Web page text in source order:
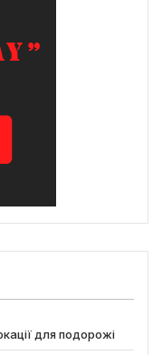
для подорожі